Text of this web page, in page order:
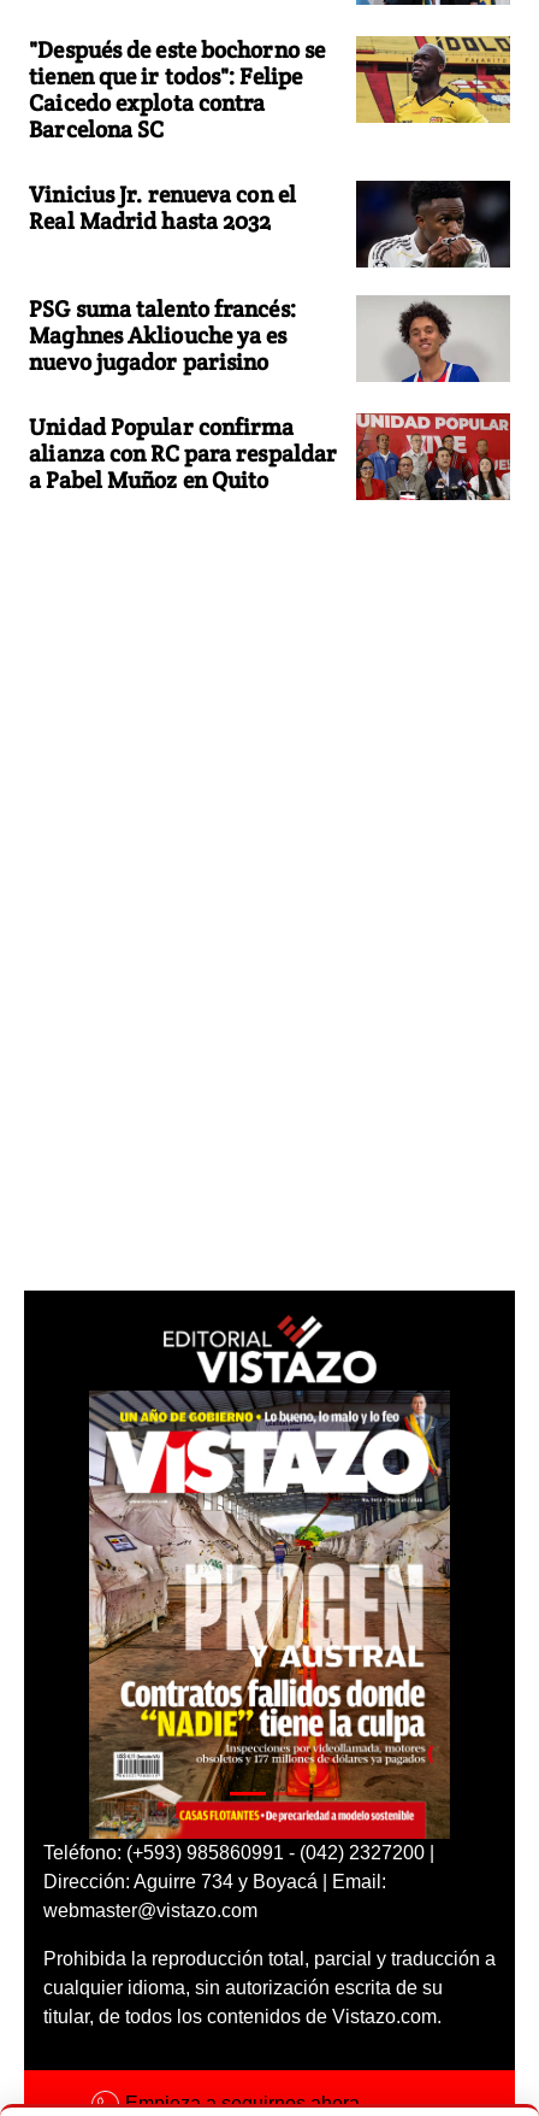
"Después de este bochorno se
tienen que ir todos": Felipe
Caicedo explota contra
Barcelona SC
Vinicius Jr. renueva con el
Real Madrid hasta 2032
PSG suma talento francés:
Maghnes Akliouche ya es
nuevo jugador parisino
Unidad Popular confirma
alianza con RC para respaldar
a Pabel Muñoz en Quito
Teléfono: (+593) 985860991 - (042) 2327200 |
Dirección: Aguirre 734 y Boyacá | Email:
webmaster@vistazo.com
Prohibida la reproducción total, parcial y traducción a
cualquier idioma, sin autorización escrita de su
titular, de todos los contenidos de Vistazo.com.
Empieza a seguirnos ahora